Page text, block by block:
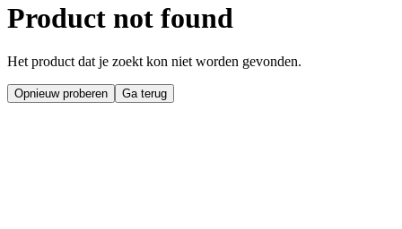
Product not found
Het product dat je zoekt kon niet worden gevonden.
Opnieuw proberen Ga terug